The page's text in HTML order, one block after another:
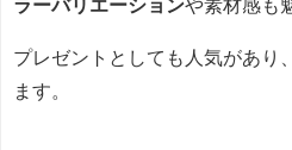
ラーバリエーションや素材感も
プレゼントとしても人気があり
ます。